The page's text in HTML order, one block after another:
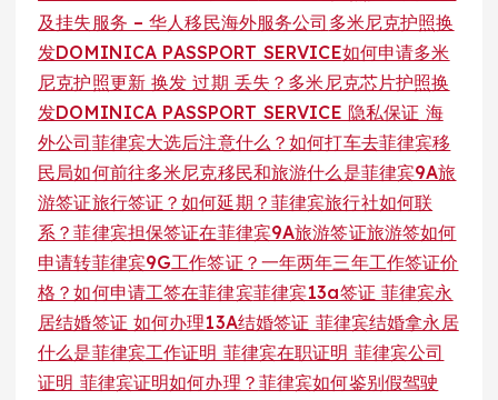
及挂失服务 – 华人移民海外服务公司 多米尼克护照换
发DOMINICA PASSPORT SERVICE如何申请多米
尼克护照更新 换发 过期 丢失？多米尼克芯片护照换
发DOMINICA PASSPORT SERVICE 隐私保证 海
外公司菲律宾大选后注意什么？如何打车去菲律宾移
民局如何前往多米尼克移民和旅游什么是菲律宾9A旅
游签证旅行签证？如何延期？菲律宾旅行社如何联
系？菲律宾担保签证在菲律宾9A旅游签证旅游签如何
申请转菲律宾9G工作签证？一年两年三年工作签证价
格？如何申请工签在菲律宾菲律宾13a签证 菲律宾永
居结婚签证 如何办理13A结婚签证 菲律宾结婚拿永居
什么是菲律宾工作证明 菲律宾在职证明 菲律宾公司
证明 菲律宾证明如何办理？ 菲律宾如何鉴别假驾驶